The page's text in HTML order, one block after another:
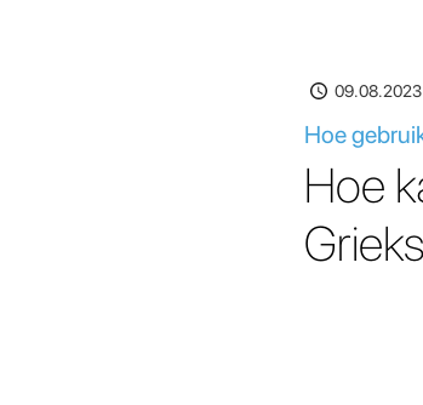
09.08.2023
Hoe
Hoe